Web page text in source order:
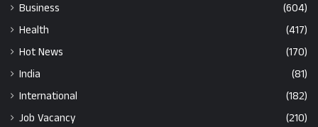
Business
(604)
Health
(417)
Hot News
(170)
India
(81)
International
(182)
Job Vacancy
(210)